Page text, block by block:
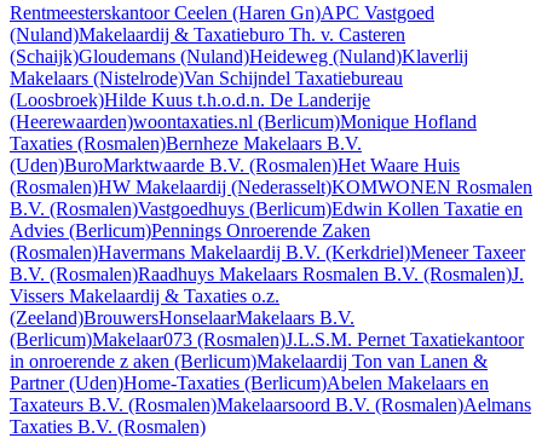
Rentmeesterskantoor Ceelen (Haren Gn)APC Vastgoed
(Nuland)Makelaardij & Taxatieburo Th. v. Casteren
(Schaijk)Gloudemans (Nuland)Heideweg (Nuland)Klaverlij
Makelaars (Nistelrode)Van Schijndel Taxatiebureau
(Loosbroek)Hilde Kuus t.h.o.d.n. De Landerije
(Heerewaarden)woontaxaties.nl (Berlicum)Monique Hofland
Taxaties (Rosmalen)Bernheze Makelaars B.V.
(Uden)BuroMarktwaarde B.V. (Rosmalen)Het Waare Huis
(Rosmalen)HW Makelaardij (Nederasselt)KOMWONEN Rosmalen
B.V. (Rosmalen)Vastgoedhuys (Berlicum)Edwin Kollen Taxatie en
Advies (Berlicum)Pennings Onroerende Zaken
(Rosmalen)Havermans Makelaardij B.V. (Kerkdriel)Meneer Taxeer
B.V. (Rosmalen)Raadhuys Makelaars Rosmalen B.V. (Rosmalen)J.
Vissers Makelaardij & Taxaties o.z.
(Zeeland)BrouwersHonselaarMakelaars B.V.
(Berlicum)Makelaar073 (Rosmalen)J.L.S.M. Pernet Taxatiekantoor
in onroerende z aken (Berlicum)Makelaardij Ton van Lanen &
Partner(Uden)Home-Taxaties (Berlicum)Abelen Makelaars en
Taxateurs B.V. (Rosmalen)Makelaarsoord B.V. (Rosmalen)Aelmans
Taxaties B.V. (Rosmalen)